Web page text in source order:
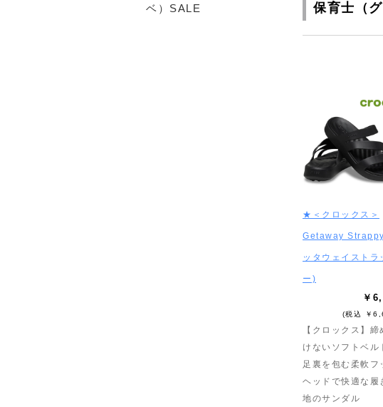
ベ）SALE
保育士（
★＜クロックス＞
Getaway
ッタウェイストラ
ー)
￥
(税込 ￥
【クロックス】締
けないソフトベル
足裏を包む柔軟フ
ヘッドで快適な履
地のサンダル